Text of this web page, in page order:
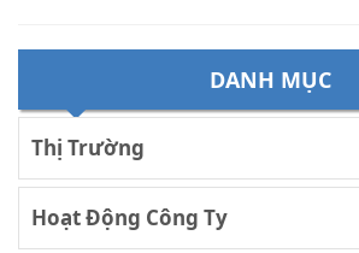
DANH MỤC
Thị Trường
Hoạt Động Công Ty